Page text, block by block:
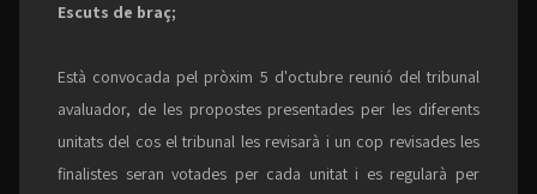
Escuts de braç;
Està convocada pel pròxim 5 d'octubre reunió del tribunal
avaluador, de les propostes presentades per les diferents
unitats del cos el tribunal les revisarà i un cop revisades les
finalistes seran votades per cada unitat i es regularà per